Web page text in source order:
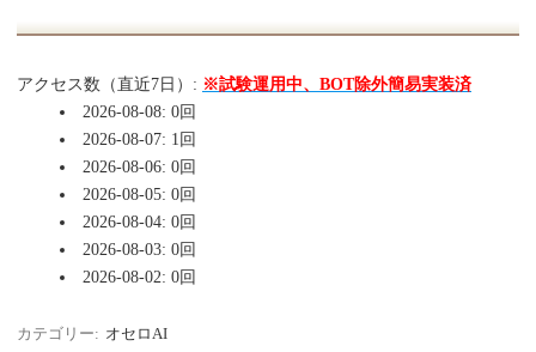
アクセス数（直近7日）: ※試験運用中、BOT除外簡易実装済
2026-08-08: 0回
2026-08-07: 1回
2026-08-06: 0回
2026-08-05: 0回
2026-08-04: 0回
2026-08-03: 0回
2026-08-02: 0回
カテゴリー: オセロAI